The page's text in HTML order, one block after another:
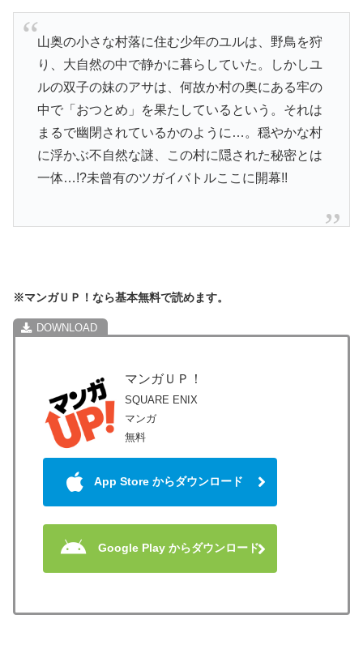
山奥の小さな村落に住む少年のユルは、野鳥を狩
り、大自然の中で静かに暮らしていた。しかしユ
ルの双子の妹のアサは、何故か村の奥にある牢の
中で「おつとめ」を果たしているという。それは
まるで幽閉されているかのように…。穏やかな村
に浮かぶ不自然な謎、この村に隠された秘密とは
一体…!?未曾有のツガイバトルここに開幕!!
※マンガＵＰ！なら基本無料で読めます。
マンガＵＰ！
SQUARE ENIX
マンガ
無料
App Store からダウンロード
Google Play からダウンロード